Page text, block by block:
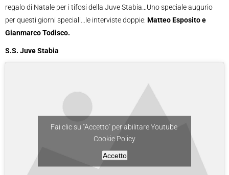
regalo di Natale per i tifosi della Juve Stabia…Uno speciale augurio
per questi giorni speciali…le interviste doppie: Matteo Esposito e
Gianmarco Todisco.
S.S. Juve Stabia
Fai clic su "Accetto" per abilitare Youtube
Cookie Policy
Accetto